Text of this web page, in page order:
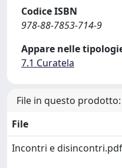
Codice ISBN
978-88-7853-714-9
Appare nelle
7.1 Curatela
File in questo prodotto:
File
Incontri e disincontri.pdf